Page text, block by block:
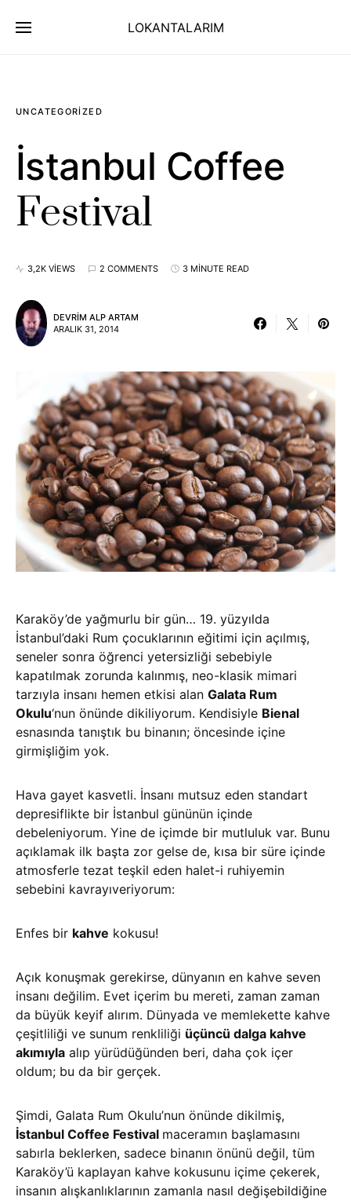
LOKANTALARIM
UNCATEGORIZED
İstanbul Coffee
Festival
3,2K VIEWS 2 COMMENTS 3 MINUTE READ
DEVRIM ALP ARTAM
ARALIK 31, 2014
Karaköy’de yağmurlu bir gün… 19. yüzyılda
İstanbul’daki Rum çocuklarının eğitimi için açılmış,
seneler sonra öğrenci yetersizliği sebebiyle
kapatılmak zorunda kalınmış, neo-klasik mimari
tarzıyla insanı hemen etkisi alan Galata Rum
Okulu‘nun önünde dikiliyorum. Kendisiyle Bienal
esnasında tanıştık bu binanın; öncesinde içine
girmişliğim yok.
Hava gayet kasvetli. İnsanı mutsuz eden standart
depresiflikte bir İstanbul gününün içinde
debeleniyorum. Yine de içimde bir mutluluk var. Bunu
açıklamak ilk başta zor gelse de, kısa bir süre içinde
atmosferle tezat teşkil eden halet-i ruhiyemin
sebebini kavrayıveriyorum:
Enfes bir kahve kokusu!
Açık konuşmak gerekirse, dünyanın en kahve seven
insanı değilim. Evet içerim bu mereti, zaman zaman
da büyük keyif alırım. Dünyada ve memlekette kahve
çeşitliliği ve sunum renkliliği üçüncü dalga kahve
akımıyla alıp yürüdüğünden beri, daha çok içer
oldum; bu da bir gerçek.
Şimdi, Galata Rum Okulu’nun önünde dikilmiş,
İstanbul Coffee Festival maceramın başlamasını
sabırla beklerken, sadece binanın önünü değil, tüm
Karaköy’ü kaplayan kahve kokusunu içime çekerek,
insanın alışkanlıklarının zamanla nasıl değişebildiğine